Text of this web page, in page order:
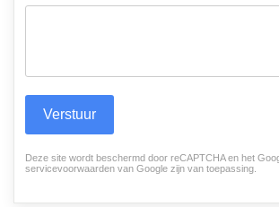
Verstuur
reCHAPTCHA*
Deze site wordt beschermd door reCAPTCHA en het
servicevoorwaarden van Google zijn van toepassing.